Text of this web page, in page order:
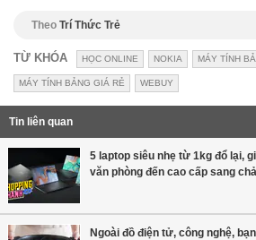
Theo Trí Thức Trẻ
TỪ KHÓA HỌC ONLINE NOKIA MÁY TÍNH
MÁY TÍNH BẢNG GIÁ RẺ WEBUY
Tin liên quan
5 laptop siêu nhẹ từ 1kg đổ lại,
văn phòng đến cao cấp sang
Ngoài đồ điện tử, công nghệ,